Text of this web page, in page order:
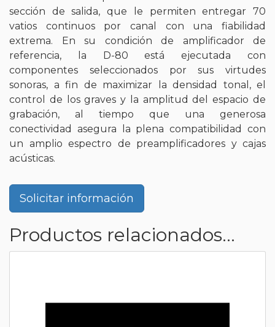
sección de salida, que le permiten entregar 70
vatios continuos por canal con una fiabilidad
extrema. En su condición de amplificador de
referencia, la D-80 está ejecutada con
componentes seleccionados por sus virtudes
sonoras, a fin de maximizar la densidad tonal, el
control de los graves y la amplitud del espacio de
grabación, al tiempo que una generosa
conectividad asegura la plena compatibilidad con
un amplio espectro de preamplificadores y cajas
acústicas.
Solicitar información
Productos relacionados...